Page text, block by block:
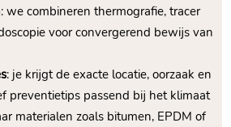
: we combineren thermografie, tracer
voor convergerend bewijs van
: je krijgt de exacte locatie, oorzaak en
preventietips passend bij het klimaat
materialen zoals bitumen, EPDM of